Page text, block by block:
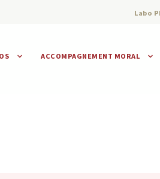
Labo
ACCOMPAGNEMENT MORAL